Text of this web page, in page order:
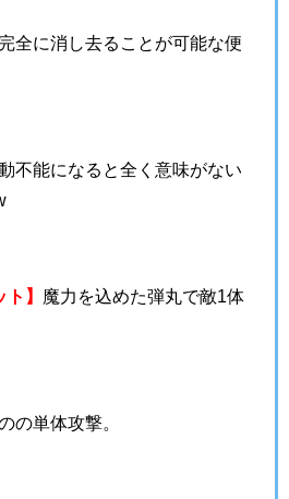
全に消し去ることが可能な便
不能になると全く意味がない
】
魔力を込めた弾丸で敵1体
の単体攻撃。